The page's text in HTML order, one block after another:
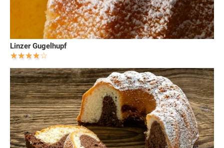
Linzer Gugelhupf